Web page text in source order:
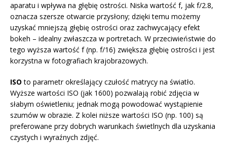
aparatu i wpływa na głębię ostrości. Niska wartość f, jak f/2.8,
oznacza szersze otwarcie przysłony; dzięki temu możemy
uzyskać mniejszą głębię ostrości oraz zachwycający efekt
bokeh – idealny zwłaszcza w portretach. W przeciwieństwie do
tego wyższa wartość f (np. f/16) zwiększa głębię ostrości i jest
korzystna w fotografiach krajobrazowych.
ISO to parametr określający czułość matrycy na światło.
Wyższe wartości ISO (jak 1600) pozwalają robić zdjęcia w
słabym oświetleniu; jednak mogą powodować wystąpienie
szumów w obrazie. Z kolei niższe wartości ISO (np. 100) są
preferowane przy dobrych warunkach świetlnych dla uzyskania
czystych i wyraźnych zdjęć.